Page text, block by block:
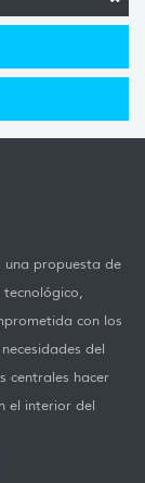
una propuesta de
con los
del
centrales hacer
el interior del